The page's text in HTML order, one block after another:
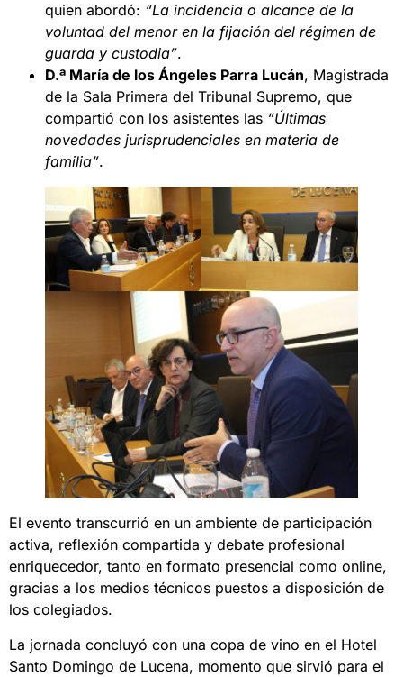
quien abordó: “La incidencia o alcance de la
voluntad del menor en la fijación del régimen de
guarda y custodia”.
D.ª María de los Ángeles Parra Lucán, Magistrada
de la Sala Primera del Tribunal Supremo, que
compartió con los asistentes las “Últimas
novedades jurisprudenciales en materia de
familia”.
El evento transcurrió en un ambiente de participación
activa, reflexión compartida y debate profesional
enriquecedor, tanto en formato presencial como online,
gracias a los medios técnicos puestos a disposición de
los colegiados.
La jornada concluyó con una copa de vino en el Hotel
Santo Domingo de Lucena, momento que sirvió para el